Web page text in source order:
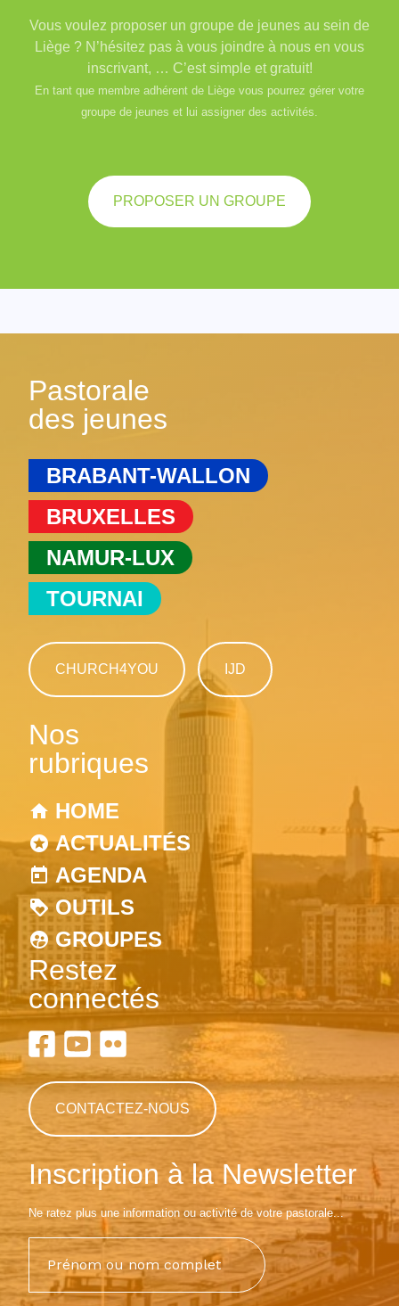
Vous voulez proposer un groupe de jeunes au sein de
Liège ? N’hésitez pas à vous joindre à nous en vous
inscrivant, … C’est simple et gratuit!
En tant que membre adhérent de Liège vous pourrez gérer votre
groupe de jeunes et lui assigner des activités.
PROPOSER UN GROUPE
Pastorale
des jeunes
BRABANT-WALLON
BRUXELLES
NAMUR-LUX
TOURNAI
CHURCH4YOU IJD
Nos
rubriques
HOME
ACTUALITÉS
AGENDA
OUTILS
GROUPES
Restez
connectés
CONTACTEZ-NOUS
Inscription à la Newsletter
Ne ratez plus une information ou activité de votre pastorale...